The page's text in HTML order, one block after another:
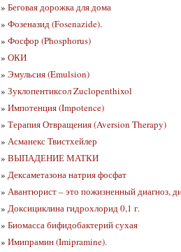
» Беговая дорожка для дома
» Фозеназид (Fosenazide).
» Фосфор (Phosphorus)
» ОКИ
» Эмульсия (Emulsion)
» Зуклопентиксол Zuclopenthixol
» Импотенция (Impotence)
» Терапия Отвращения (Aversion Therapy)
» Асманекс Твистхейлер
» ВЫПАДЕНИЕ МАТКИ
» Дексаметазона натрия фосфат
» Авантюрист – это пожизненный диагноз,
» Доксициклина гидрохлорид 0,1 г.
» Биомасса бифидобактерий сухая
» Имипрамин (Imipramine).